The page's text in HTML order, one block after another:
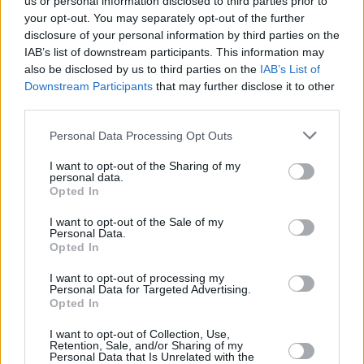
your opt-out. You may separately opt-out of the further
disclosure of your personal information by third parties on the
IAB’s list of downstream participants. This information may
also be disclosed by us to third parties on the IAB’s List of
Downstream Participants that may further disclose it to other
Personal Data Processing Opt Outs
I want to opt-out of the Sharing of my
personal data.
Opted In
I want to opt-out of the Sale of my
Personal Data.
Opted In
I want to opt-out of processing my
Personal Data for Targeted Advertising.
Opted In
I want to opt-out of Collection, Use,
Retention, Sale, and/or Sharing of my
Personal Data that Is Unrelated with the
development) για την επίτευξη υπεραξιών.
Για το σύνολο του 2026, η διοίκηση της PREMIA εκφράζει
την αισιοδοξία της, προβλέποντας ενοποιημένα έσοδα
Παράλληλα, η Εταιρεία επιβεβαιώνει τη δέσμευσή της
προς τους μετόχους, με τη διοίκηση να εισηγείται στην
μερίσματος ύψους €0,06 ανά μετοχή
Επιταχύνει την υλοποίηση των επενδύσεών της η Premia
Properties – «Κυνηγά» αξία χαρτοφυλακίου 1 δισ. ευρώ το